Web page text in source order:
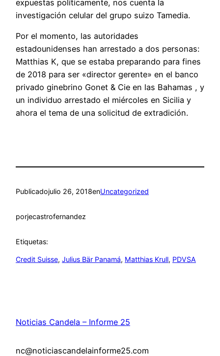
expuestas políticamente, nos cuenta la
investigación celular del grupo suizo Tamedia.
Por el momento, las autoridades
estadounidenses han arrestado a dos personas:
Matthias K, que se estaba preparando para fines
de 2018 para ser «director gerente» en el banco
privado ginebrino Gonet & Cie en las Bahamas , y
un individuo arrestado el miércoles en Sicilia y
ahora el tema de una solicitud de extradición.
Publicadojulio 26, 2018enUncategorized
porjecastrofernandez
Etiquetas:
Credit Suisse, Julius Bär Panamá, Matthias Krull, PDVSA
Noticias Candela – Informe 25
nc@noticiascandelainforme25.com